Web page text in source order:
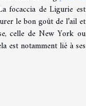
focaccia de Ligurie est
le bon goût de l’ail et
celle de New York ou
est notamment lié à ses